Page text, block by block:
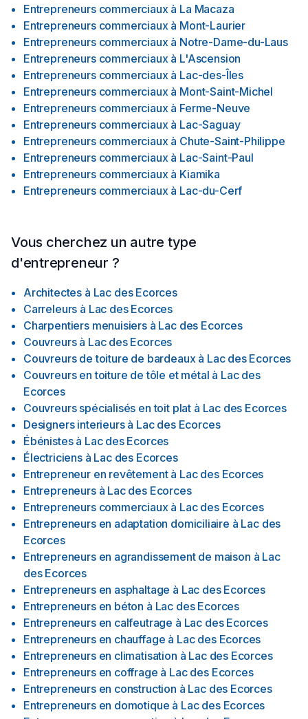
Entrepreneurs commerciaux à La Macaza
Entrepreneurs commerciaux à Mont-Laurier
Entrepreneurs commerciaux à Notre-Dame-du-Laus
Entrepreneurs commerciaux à L'Ascension
Entrepreneurs commerciaux à Lac-des-Îles
Entrepreneurs commerciaux à Mont-Saint-Michel
Entrepreneurs commerciaux à Ferme-Neuve
Entrepreneurs commerciaux à Lac-Saguay
Entrepreneurs commerciaux à Chute-Saint-Philippe
Entrepreneurs commerciaux à Lac-Saint-Paul
Entrepreneurs commerciaux à Kiamika
Entrepreneurs commerciaux à Lac-du-Cerf
Vous cherchez un autre type
d'entrepreneur ?
Architectes à Lac des Ecorces
Carreleurs à Lac des Ecorces
Charpentiers menuisiers à Lac des Ecorces
Couvreurs à Lac des Ecorces
Couvreurs de toiture de bardeaux à Lac des Ecorces
Couvreurs en toiture de tôle et métal à Lac des
Ecorces
Couvreurs spécialisés en toit plat à Lac des Ecorces
Designers interieurs à Lac des Ecorces
Ébénistes à Lac des Ecorces
Électriciens à Lac des Ecorces
Entrepreneur en revêtement à Lac des Ecorces
Entrepreneurs à Lac des Ecorces
Entrepreneurs commerciaux à Lac des Ecorces
Entrepreneurs en adaptation domiciliaire à Lac des
Ecorces
Entrepreneurs en agrandissement de maison à Lac
des Ecorces
Entrepreneurs en asphaltage à Lac des Ecorces
Entrepreneurs en béton à Lac des Ecorces
Entrepreneurs en calfeutrage à Lac des Ecorces
Entrepreneurs en chauffage à Lac des Ecorces
Entrepreneurs en climatisation à Lac des Ecorces
Entrepreneurs en coffrage à Lac des Ecorces
Entrepreneurs en construction à Lac des Ecorces
Entrepreneurs en domotique à Lac des Ecorces